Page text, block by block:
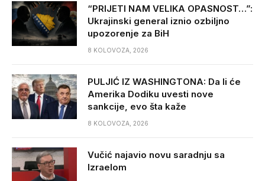
“PRIJETI NAM VELIKA OPASNOST…”:
Ukrajinski general iznio ozbiljno
upozorenje za BiH
8 KOLOVOZA, 2026
PULJIĆ IZ WASHINGTONA: Da li će
Amerika Dodiku uvesti nove
sankcije, evo šta kaže
8 KOLOVOZA, 2026
Vučić najavio novu saradnju sa
Izraelom